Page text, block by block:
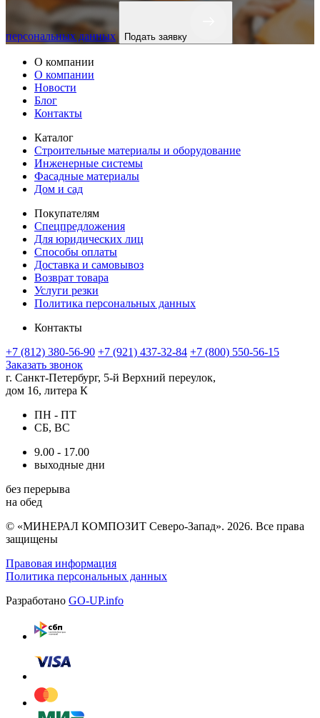
персональных данных Подать заявку
О компании
О компании
Новости
Блог
Контакты
Каталог
Строительные материалы и оборудование
Инженерные системы
Фасадные материалы
Дом и сад
Покупателям
Спецпредложения
Для юридических лиц
Способы оплаты
Доставка и самовывоз
Возврат товара
Услуги резки
Политика персональных данных
Контакты
+7 (812) 380-56-90 +7 (921) 437-32-84 +7 (800) 550-56-15
Заказать звонок
г. Санкт-Петербург, 5-й Верхний переулок,
дом 16, литера К
ПН - ПТ
СБ, ВС
9.00 - 17.00
выходные дни
без перерыва
на обед
© «МИНЕРАЛ КОМПОЗИТ Северо-Запад». 2026. Все права
защищены
Правовая информация
Политика персональных данных
Разработано GO-UP.info